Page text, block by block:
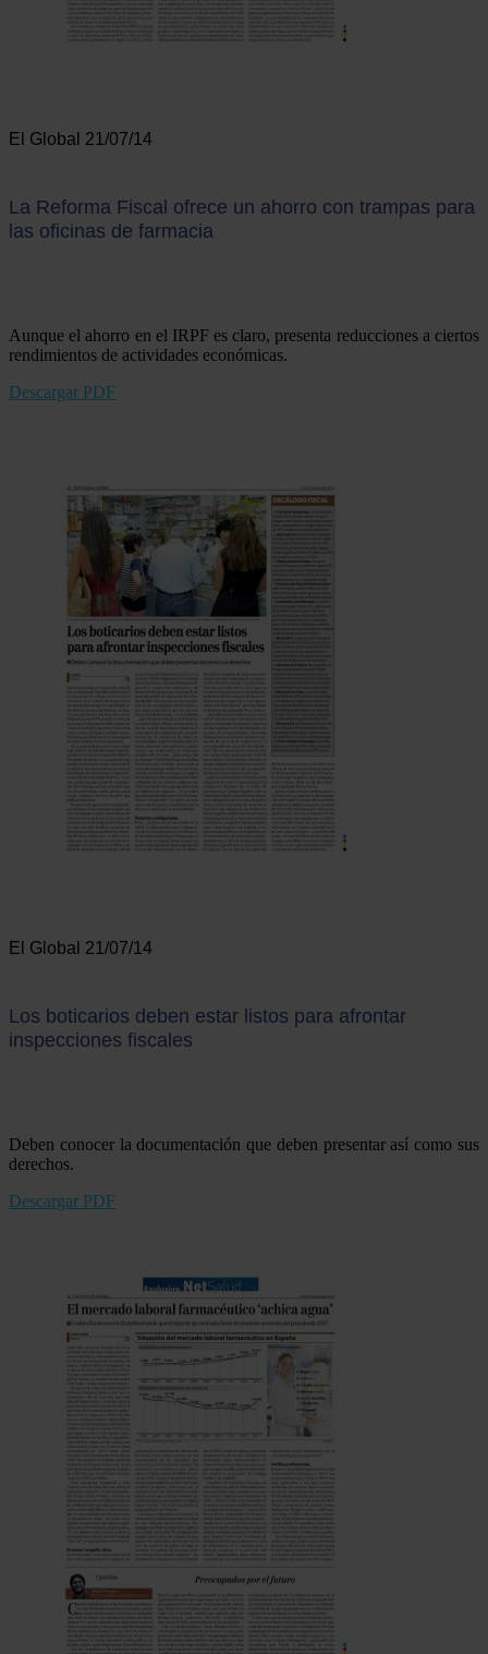
El Global 21/07/14
La Reforma Fiscal ofrece un ahorro con trampas para
las oficinas de farmacia
Aunque el ahorro en el IRPF es claro, presenta reducciones a ciertos
rendimientos de actividades económicas.
Descargar PDF
El Global 21/07/14
Los boticarios deben estar listos para afrontar
inspecciones fiscales
Deben conocer la documentación que deben presentar así como sus
derechos.
Descargar PDF